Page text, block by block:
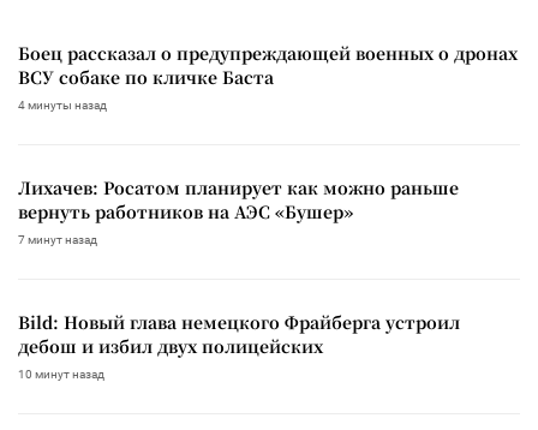
Боец рассказал о предупреждающей военных о дронах
ВСУ собаке по кличке Баста
4 минуты назад
Лихачев: Росатом планирует как можно раньше
вернуть работников на АЭС «Бушер»
7 минут назад
Bild: Новый глава немецкого Фрайберга устроил
дебош и избил двух полицейских
10 минут назад